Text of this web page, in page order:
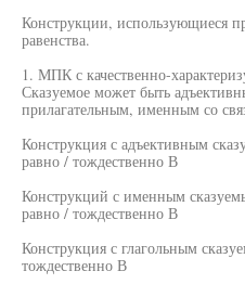
Конструкции, использующиеся
равенства.
1. МПК с качественно-
Сказуемое может быть
прилагательным, именным со
Конструкция с адъективным
равно / тождественно В
Конструкций с именным
равно / тождественно В
Конструкция с глагольным
тождественно В